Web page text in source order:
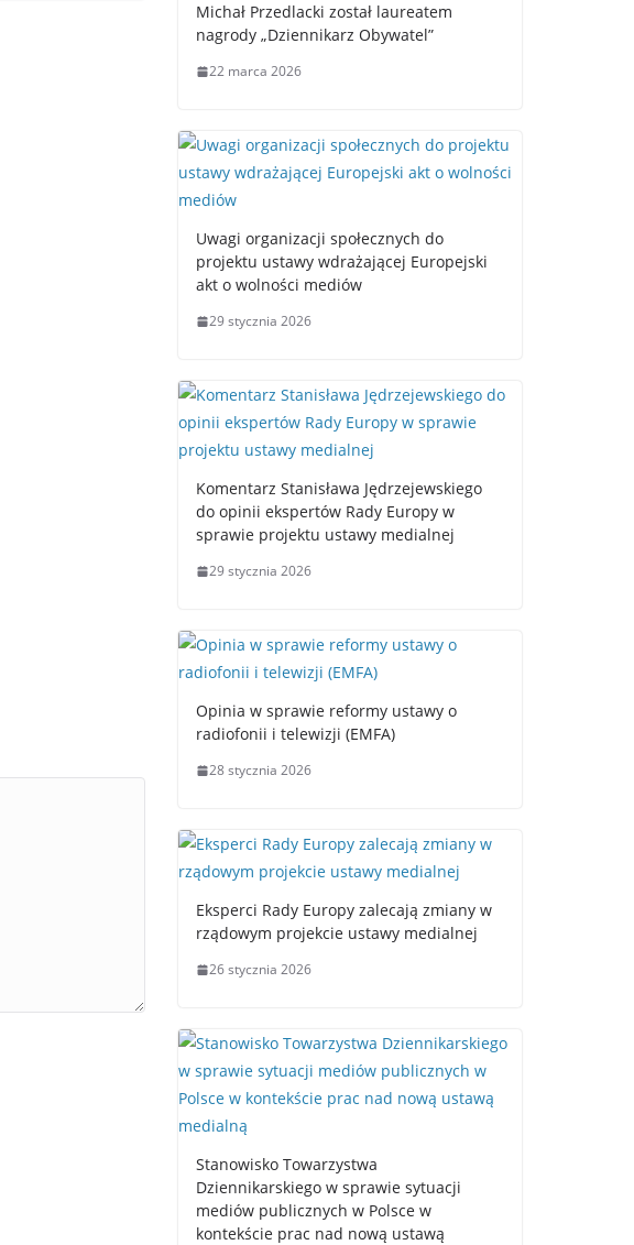
Michał Przedlacki został laureatem
nagrody „Dziennikarz Obywatel”
22 marca 2026
Uwagi organizacji społecznych do
projektu ustawy wdrażającej Europejski
akt o wolności mediów
29 stycznia 2026
Komentarz Stanisława Jędrzejewskiego
do opinii ekspertów Rady Europy w
sprawie projektu ustawy medialnej
29 stycznia 2026
Opinia w sprawie reformy ustawy o
radiofonii i telewizji (EMFA)
28 stycznia 2026
Eksperci Rady Europy zalecają zmiany w
rządowym projekcie ustawy medialnej
26 stycznia 2026
Stanowisko Towarzystwa
Dziennikarskiego w sprawie sytuacji
mediów publicznych w Polsce w
kontekście prac nad nową ustawą